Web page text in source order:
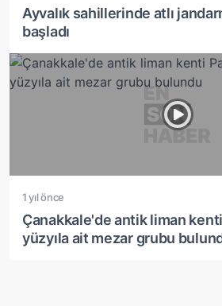
Ayvalık sahillerinde atlı
başladı
1 yıl önce
Çanakkale'de antik liman
yüzyıla ait mezar grubu